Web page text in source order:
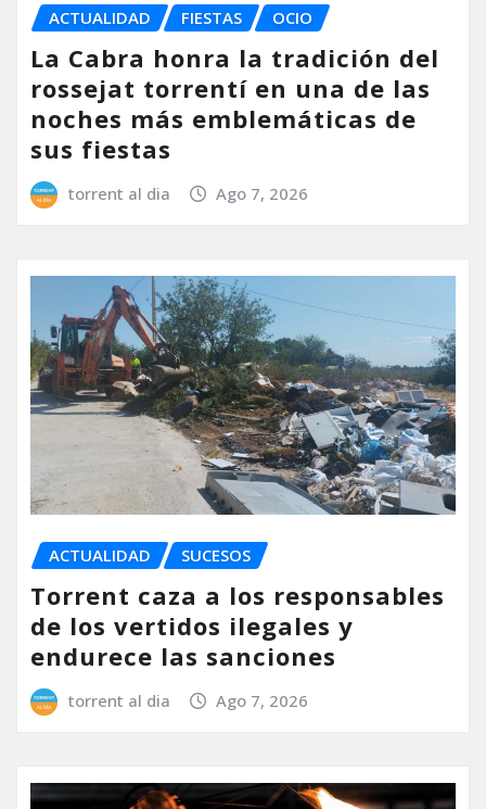
ACTUALIDAD FIESTAS OCIO
La Cabra honra la tradición del
rossejat torrentí en una de las
noches más emblemáticas de
sus fiestas
torrent al dia Ago 7, 2026
ACTUALIDAD SUCESOS
Torrent caza a los responsables
de los vertidos ilegales y
endurece las sanciones
torrent al dia Ago 7, 2026